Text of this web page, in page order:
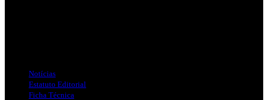
Notícias
Estatuto Editorial
Ficha Técnica